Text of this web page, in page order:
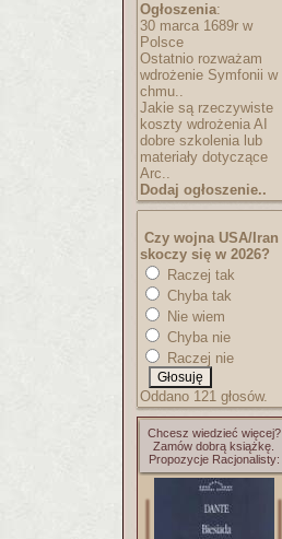
Ogłoszenia:
30 marca 1689r w
Polsce
Ostatnio rozważam
wdrożenie Symfonii w
chmu..
Jakie są rzeczywiste
koszty wdrożenia AI
dobre szkolenia lub
materiały dotyczące
Arc..
Dodaj ogłoszenie..
Czy wojna USA/Iran
skoczy się w 2026?
Raczej tak
Chyba tak
Nie wiem
Chyba nie
Raczej nie
Oddano 121 głosów.
Chcesz wiedzieć więcej?
Zamów dobrą książkę.
Propozycje Racjonalisty: